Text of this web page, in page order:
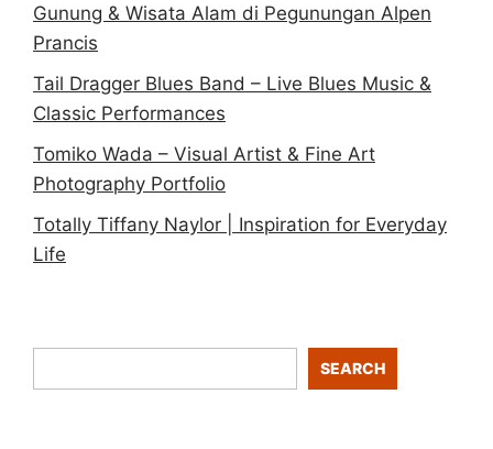
Gunung & Wisata Alam di Pegunungan Alpen
Prancis
Tail Dragger Blues Band – Live Blues Music &
Classic Performances
Tomiko Wada – Visual Artist & Fine Art
Photography Portfolio
Totally Tiffany Naylor | Inspiration for Everyday
Life
SEARCH